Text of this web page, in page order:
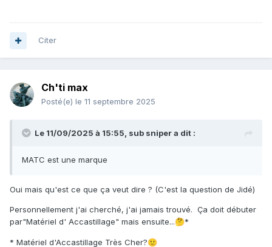
Citer
Ch'ti max
Posté(e) le 11 septembre 2025
Le 11/09/2025 à 15:55, sub snipera dit :
MATC est une marque
Oui mais qu'est ce que ça veut dire ? (C'est la question de Jidé)
Personnellement j'ai cherché, j'ai jamais trouvé. Ça doit débuter
par"Matériel d' Accastillage" mais ensuite...🤔*
* Matériel d'Accastillage Très Cher?🙂